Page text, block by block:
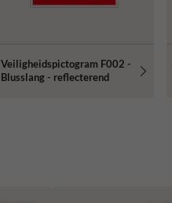
Veiligheidspictogram F002 -
Blusslang - reflecterend